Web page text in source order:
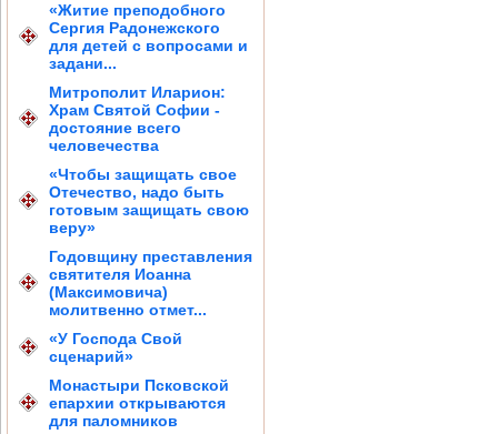
«Житие преподобного
Сергия Радонежского
для детей с вопросами и
задани...
Митрополит Иларион:
Храм Святой Софии -
достояние всего
человечества
«Чтобы защищать свое
Отечество, надо быть
готовым защищать свою
веру»
Годовщину преставления
святителя Иоанна
(Максимовича)
молитвенно отмет...
«У Господа Свой
сценарий»
Монастыри Псковской
епархии открываются
для паломников